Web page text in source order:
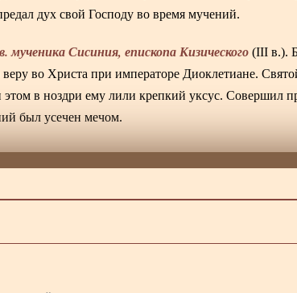
дух свой Господу во время мучений.
мученика Сисиния, епископа Кизического (III в.).
во Христа при императоре Диоклетиане.
в ноздри ему лили крепкий уксус. Совершил
был усечен мечом.